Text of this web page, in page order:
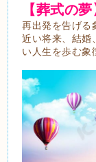
【葬式の夢
再出発を告げる
近い将来、結婚
い人生を歩む象